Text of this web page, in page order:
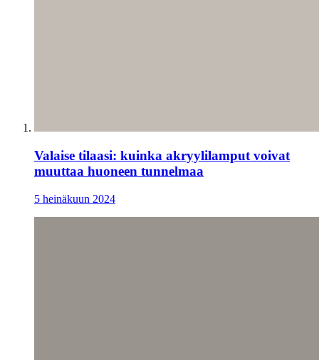
Valaise tilaasi: kuinka akryylilamput voivat
muuttaa huoneen tunnelmaa
5 heinäkuun 2024